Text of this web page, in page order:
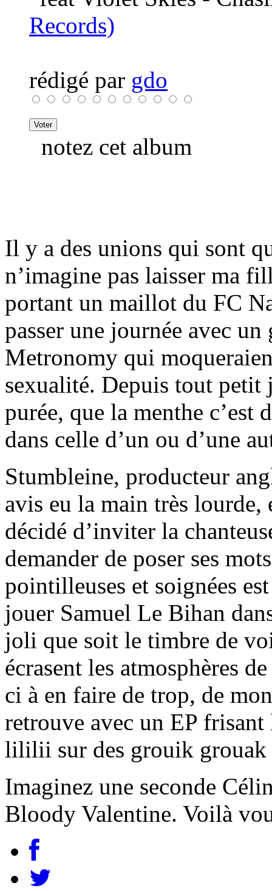
Records)
rédigé par gdo
notez cet album
Il y a des unions qui sont
n’imagine pas laisser ma
portant un maillot du FC
passer une journée avec
Metronomy qui
sexualité. Depuis tout petit
purée, que la menthe c’est
dans celle d’un ou d’une
Stumbleine, producteur
avis eu la main très
décidé d’inviter la
demander de poser ses
pointilleuses et soignées
jouer Samuel Le Bihan
joli que soit le timbre de
écrasent les atmosphères
ci à en faire de trop, de
retrouve avec un EP
lililii sur des grouik grouak
Imaginez une seconde
Bloody Valentine. Voilà